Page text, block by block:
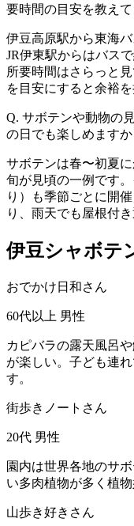
要時間の目安を教えて
伊豆高原駅から東海
JR伊東駅からはバス
所要時間はさらっと
を目安にすると余裕
Q. サボテンや動物の
の日でも楽しめますか
サボテンは春〜初夏
旬が見頃の一例です
り）も季節ごとに開
り、雨天でも屋根付
伊豆シャボテ
おでかけ日和さん
60代以上 男性
カピバラの露天風呂
が楽しい。子ども連
す。
街歩きノートさん
20代 男性
園内は世界各地のサ
い多肉植物が多く植
山歩き好きさん